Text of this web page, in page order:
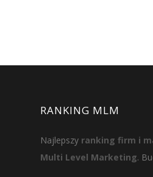
RANKING MLM
Najlepszy ranking firm i
Multi Level Marketing.